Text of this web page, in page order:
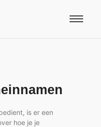
is er een
hoe je je